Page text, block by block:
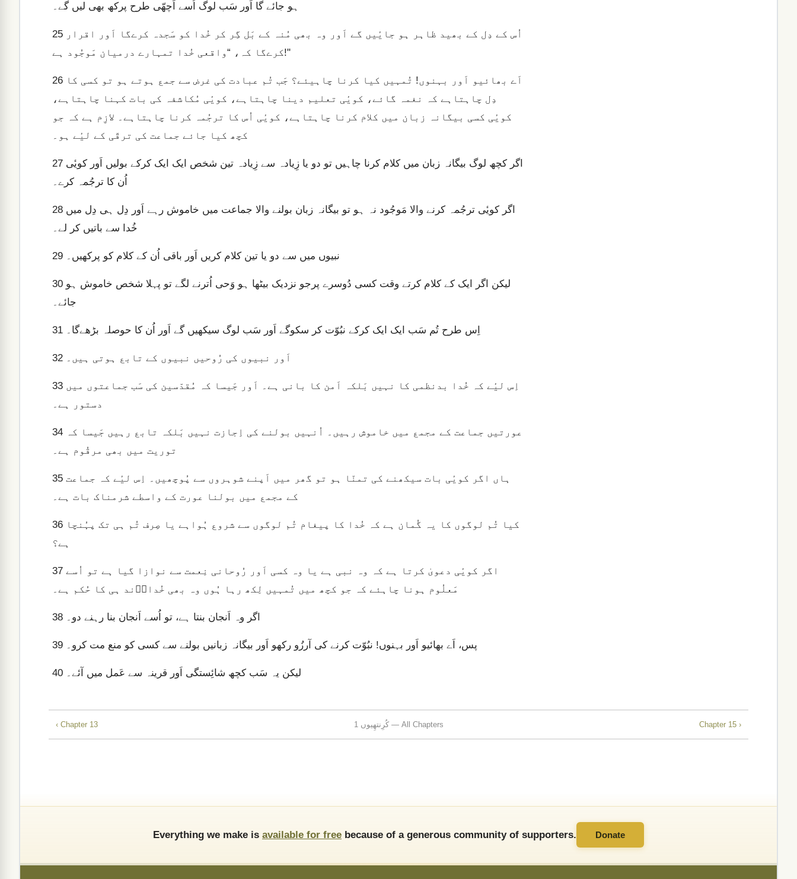
ہو جائے گا اَور سَب لوگ اُسے اَچھّی طرح پرکھ بھی لیں گے۔
25
کرےگا کہ، “واقعی خُدا تمہارے درمیان مَوجُود ہے!"
26
دِل چاہتاہے کہ نغمہ گائے، کویٔی تعلیم دینا چاہتاہے، کویٔی مُکاشفہ کی بات کہنا چاہتاہے،
کویٔی کسی بیگانہ زبان میں کلام کرنا چاہتاہے، کویٔی اُس کا ترجُمہ کرنا چاہتاہے۔ لازِم ہے کہ جو
کچھ کیا جائے جماعت کی ترقّی کے لیٔے ہو۔
27
اُن کا ترجُمہ کرے۔
28
خُدا سے باتیں کر لے۔
29 نبیوں میں سے دو یا تین کلام کریں اَور باقی اُن کے کلام کو پرکھیں۔
30
جائے۔
31 اِس طرح تُم سَب ایک ایک کرکے نبُوّت کر سکوگے اَور سَب لوگ سیکھیں گے اَور اُن کا حوصلہ بڑھےگا۔
32 اَور نبیوں کی رُوحیں نبیوں کے تابع ہوتی ہیں۔
33
دستور ہے۔
34
توریت میں بھی مرقُوم ہے۔
35
کے مجمع میں بولنا عورت کے واسطے شرمناک بات ہے۔
36
ہے؟
37
مَعلُوم ہونا چاہئے کہ جو کچھ میں تُمہیں لِکھ رہا ہُوں وہ بھی خُداوؔند ہی کا حُکم ہے۔
38 اگر وہ اَنجان بنتا ہے، تو اُسے اَنجان بنا رہنے دو۔
39 پس، اَے بھائیو اَور بہنوں! نبُوّت کرنے کی آرزُو رکھو اَور بیگانہ زبانیں بولنے سے کسی کو منع مت کرو۔
40 لیکن یہ سَب کچھ شائِستگی اَور قرینہ سے عَمل میں آئے۔
‹ Chapter 13 1 کُرِنتھِیوں — All Chapters Chapter 15 ›
Everything we make is available for free because of a generous community of supporters. Donate